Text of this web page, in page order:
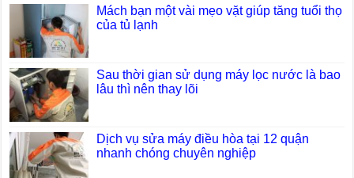
Mách bạn một vài mẹo vặt giúp tăng tuổi thọ
của tủ lạnh
Sau thời gian sử dụng máy lọc nước là bao
lâu thì nên thay lõi
Dịch vụ sửa máy điều hòa tại 12 quận
nhanh chóng chuyên nghiệp